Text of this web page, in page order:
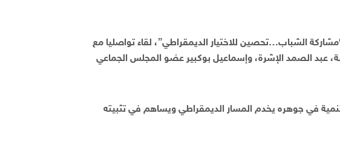
الشباب…تحصين للاختيار الديمقراطي”، لقاء تواصليا مع
عبد الصمد الإشرة، وإسماعيل بوكبير عضو المجلس الجماعي
في جوهره يخدم المسار الديمقراطي ويساهم في تثبيته